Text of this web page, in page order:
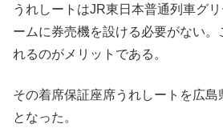
うれしートはJR東日本普通列車グ
ームに券売機を設ける必要がない。
れるのがメリットである。
その着席保証座席うれしートを広島
となった。